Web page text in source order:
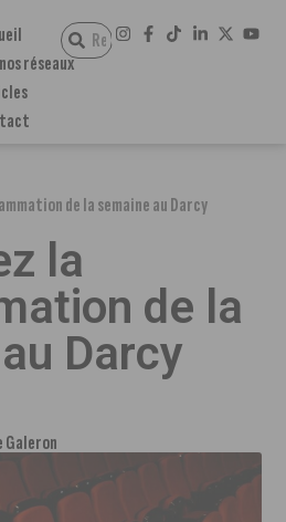
réseaux
de la semaine au Darcy
la
de la
Darcy
Galeron